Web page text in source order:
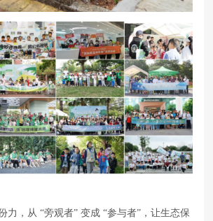
力，从 “旁观者” 变成 “参与者”，让生态保